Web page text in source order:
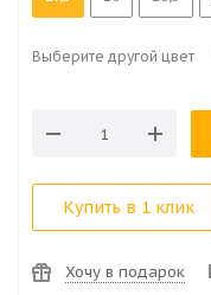
Выберите другой цвет
Купить в 1 клик
Хочу в подарок